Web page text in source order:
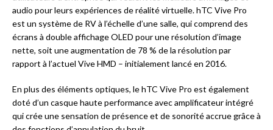
audio pour leurs expériences de réalité virtuelle. hTC Vive Pro
est un système de RV à l’échelle d’une salle, qui comprend des
écrans à double affichage OLED pour une résolution d’image
nette, soit une augmentation de 78 % de la résolution par
rapport à l’actuel Vive HMD – initialement lancé en 2016.
En plus des éléments optiques, le hTC Vive Pro est également
doté d’un casque haute performance avec amplificateur intégré
qui crée une sensation de présence et de sonorité accrue grâce à